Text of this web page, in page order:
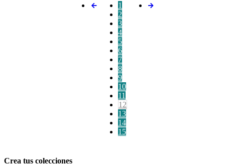
1
2
3
4
5
6
7
8
9
10
11
12
13
14
15
Crea tus colecciones